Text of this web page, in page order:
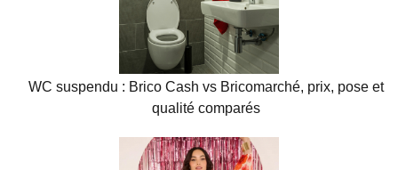
WC suspendu : Brico Cash vs Bricomarché, prix, pose et
qualité comparés